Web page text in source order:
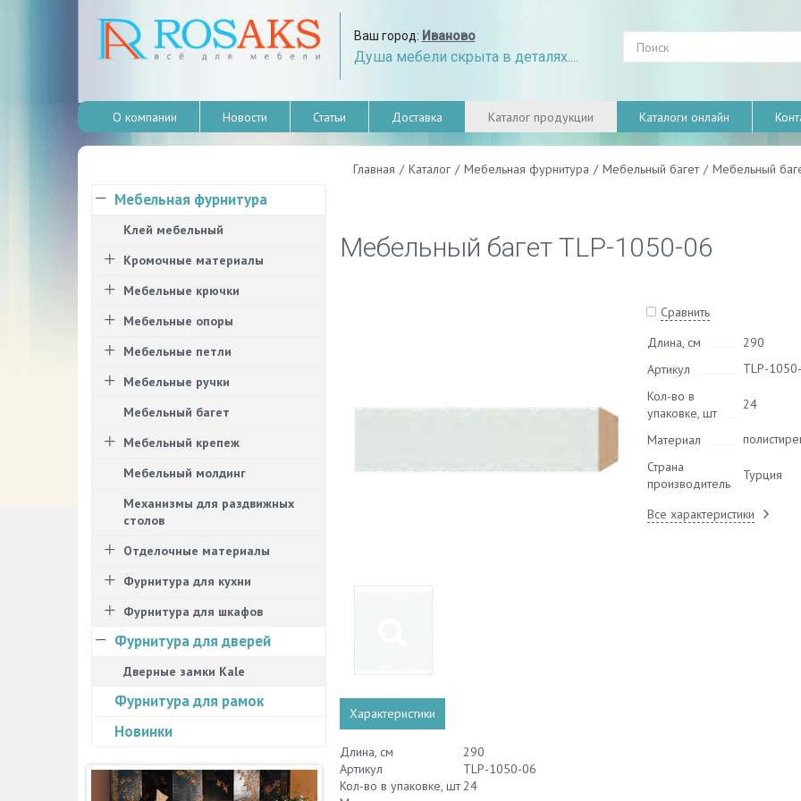
Ваш город: Иваново
Душа мебели скрыта в деталях....
О компании Новости Статьи Доставка Каталог продукции Каталоги онлайн
Главная / Каталог / Мебельная фурнитура / Мебельный багет / Мебельный
Мебельный багет TLP-1050-06
Сравнить
Длина, см
290
Артикул
TLP-
Кол-во в
упаковке, шт
24
Материал
Страна
производитель
Турция
Все характеристики
Характеристики
Длина, см
290
Артикул
TLP-1050-06
Кол-во в упаковке, шт24
Мебельная фурнитура
Клей мебельный
Кромочные материалы
Мебельные крючки
Мебельные опоры
Мебельные петли
Мебельные ручки
Мебельный багет
Мебельный крепеж
Мебельный молдинг
Механизмы для раздвижных
столов
Отделочные материалы
Фурнитура для кухни
Фурнитура для шкафов
Фурнитура для дверей
Дверные замки Kale
Фурнитура для рамок
Новинки